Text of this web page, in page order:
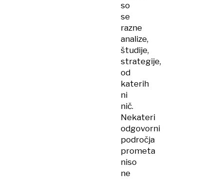
so
se
razne
analize,
študije,
strategije,
od
katerih
ni
nič.
Nekateri
odgovorni
področja
prometa
niso
ne